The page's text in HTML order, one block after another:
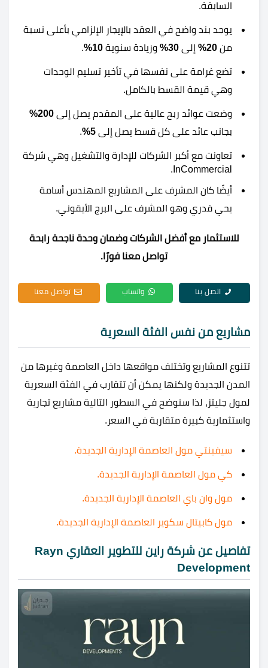
السابقة.
يوجد بند واضح في العقد بالإيجار الإلزامي بأعلى نسبة
من 20% إلى وزيادة سنوية 10%
.
تضع غرامة على نفسها في تأخير تسليم الوحدات
وهي قيمة القسط بالكامل.
وضعت عوائد ربح عالية على المقدم يصل إلى 200%
بجانب عائد على كل قسط يصل إلى 5%
.
تعاونت مع أكبر الشركات للإدارة والتشغيل وهي شركة
InCommercial.
أيضًا كان المشرف على المشاريع المهندس أسامة
يحي قدري وهو المشرف على البرج الأيقوني.
للاستثمار مع أفضل الشركات وضمان وحدة ناجحة رابحة
تواصل معنا فورًا.
اتصل بنا واتساب تواصل معنا
مشاريع من نفس الفئة السعرية
تتنوع المشاريع وتختلف مواقعها داخل العاصمة وغيرها من
المدن الجديدة ولكنها يمكن أن تتقارب في الفئة السعرية
لمول جليتز، لذا سنوضح في السطور التالية مشاريع تجارية
واستثمارية كبيرة متقاربة في السعر.
سيفينتي مول العاصمة الإدارية الجديدة.
كي مول العاصمة الإدارية الجديدة.
مول وان باي العاصمة الإدارية الجديدة.
مول كابيتال سكوير العاصمة الإدارية الجديدة.
تفاصيل عن شركة راين للتطوير العقاري Rayn
Development